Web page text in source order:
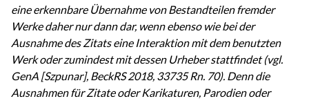
eine erkennbare Übernahme von Bestandteilen fremder
Werke daher nur dann dar, wenn ebenso wie bei der
Ausnahme des Zitats eine Interaktion mit dem benutzten
Werk oder zumindest mit dessen Urheber stattfindet (vgl.
GenA [Szpunar], BeckRS 2018, 33735 Rn. 70). Denn die
Ausnahmen für Zitate oder Karikaturen, Parodien oder